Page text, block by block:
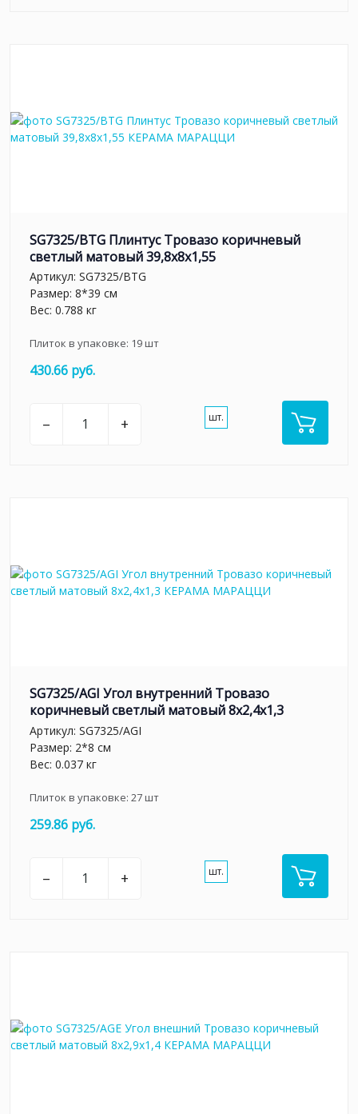
SG7325/BTG Плинтус Тровазо коричневый
светлый матовый 39,8x8x1,55
Артикул: SG7325/BTG
Размер: 8*39 см
Вес: 0.788 кг
Плиток в упаковке: 19шт
430.66 руб.
– + шт.
SG7325/AGI Угол внутренний Тровазо
коричневый светлый матовый 8x2,4x1,3
Артикул: SG7325/AGI
Размер: 2*8 см
Вес: 0.037 кг
Плиток в упаковке: 27шт
259.86 руб.
– + шт.